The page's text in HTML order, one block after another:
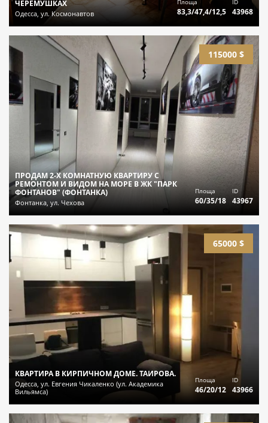
ЧЕРЕМУШКАХ
Одесса, ул. Космонавтов 83,3/47,4/12,5 43968
115000 $
ПРОДАМ 2-Х КОМНАТНУЮ КВАРТИРУ С
РЕМОНТОМ И ВИДОМ НА МОРЕ В ЖК "ПАРК
ФОНТАНОВ" (ФОНТАНКА)
Фонтанка, ул. Чехова
Площа
60/35/18
ID
43967
65000 $
КВАРТИРА В КИРПИЧНОМ ДОМЕ. ТАИРОВА.
Одесса, ул. Евгения Чикаленко (ул. Академика
Вильямса)
Площа
46/20/12
ID
43966